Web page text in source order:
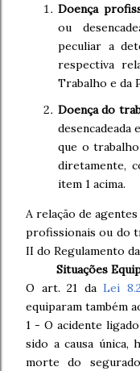
Doença
ou
peculiar a
respectiva
Trabalho e da
Doença do
desencadeada
que o
diretamente,
item 1 acima.
A relação de
profissionais ou do
II do Regulamento
Situações
O art. 21 daLei
equiparam também
1 - O acidente
sido a causa única,
morte do